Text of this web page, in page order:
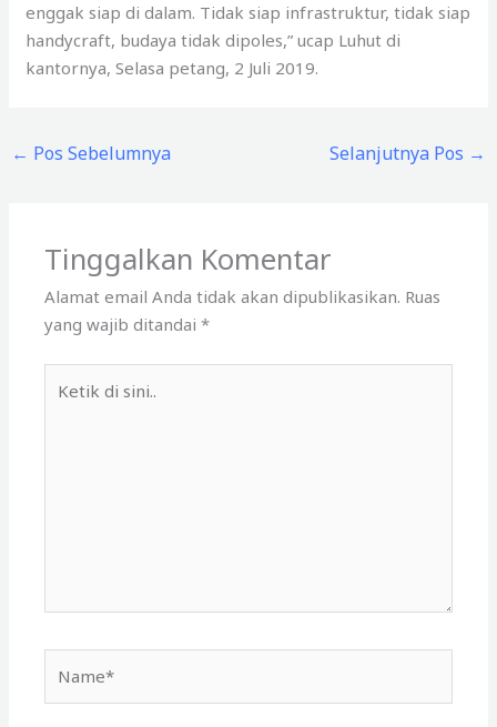
enggak siap di dalam. Tidak siap infrastruktur, tidak siap
handycraft, budaya tidak dipoles,” ucap Luhut di
kantornya, Selasa petang, 2 Juli 2019.
← Pos Sebelumnya Selanjutnya Pos →
Tinggalkan Komentar
Alamat email Anda tidak akan dipublikasikan. Ruas
yang wajib ditandai*